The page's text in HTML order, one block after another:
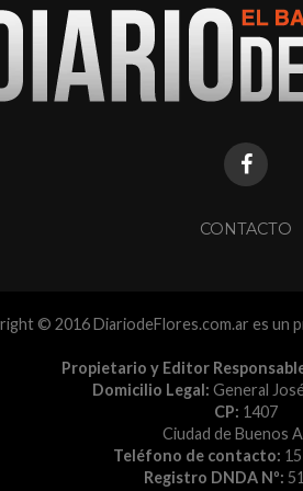
CONTACTO
© 2016 DiariodeFlores.com.ar es un
Propietario y Editor
Domicilio Legal: General
CP: 1407
Ciudad de Buenos
Teléfono de contacto:
Registro DNDA Nº: